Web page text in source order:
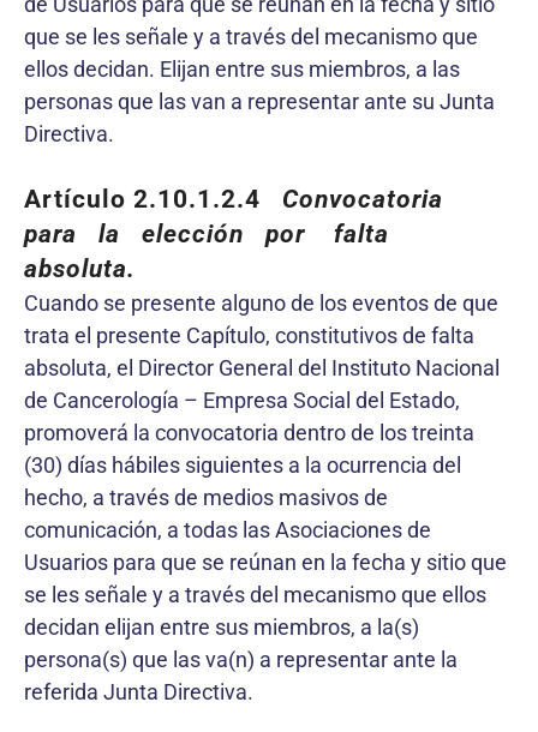
que se les señale y a través del mecanismo que
ellos decidan. Elijan entre sus miembros, a las
personas que las van a representar ante su Junta
Directiva.
Artículo 2.10.1.2.4 Convocatoria
para la elección por falta
absoluta.
Cuando se presente alguno de los eventos de que
trata el presente Capítulo, constitutivos de falta
absoluta, el Director General del Instituto Nacional
de Cancerología – Empresa Social del Estado,
promoverá la convocatoria dentro de los treinta
(30) días hábiles siguientes a la ocurrencia del
hecho, a través de medios masivos de
comunicación, a todas las Asociaciones de
Usuarios para que se reúnan en la fecha y sitio que
se les señale y a través del mecanismo que ellos
decidan elijan entre sus miembros, a la(s)
persona(s) que las va(n) a representar ante la
referida Junta Directiva.